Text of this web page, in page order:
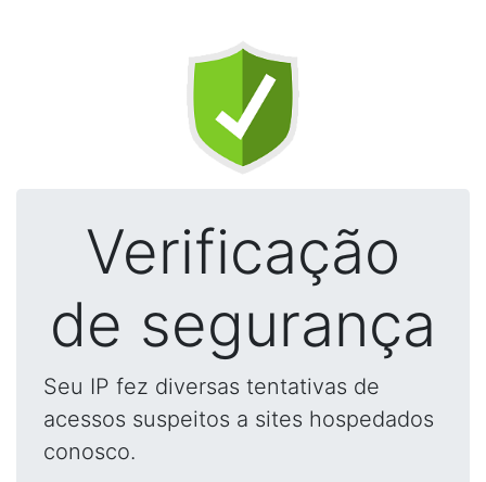
Verificação
de segurança
Seu IP fez diversas tentativas de
acessos suspeitos a sites hospedados
conosco.